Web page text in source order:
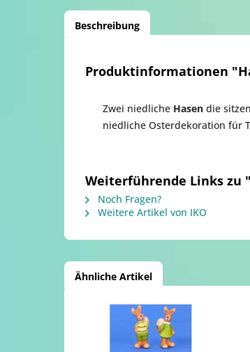
Beschreibung
Produktinformationen
Zwei niedliche Hasen die
niedliche Osterdekoration für
Weiterführende Links zu
Noch Fragen?
Weitere Artikel von IKO
Ähnliche Artikel